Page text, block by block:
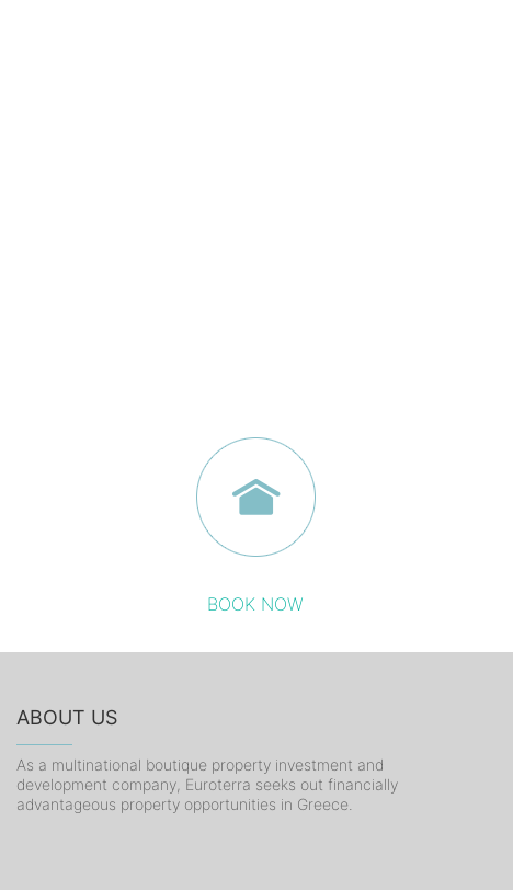
BOOK NOW
ABOUT US
As a multinational boutique property investment and
development company, Euroterra seeks out financially
advantageous property opportunities in Greece.